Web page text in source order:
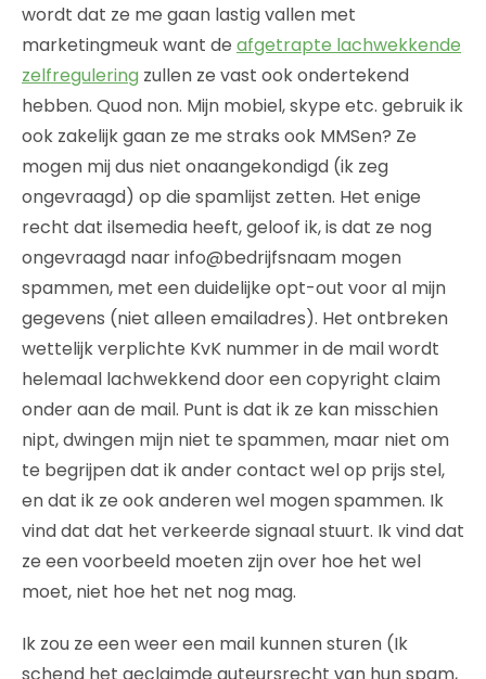
wordt dat ze me gaan lastig vallen met
marketingmeuk want de afgetrapte lachwekkende
zelfregulering zullen ze vast ook ondertekend
hebben. Quod non. Mijn mobiel, skype etc. gebruik ik
ook zakelijk gaan ze me straks ook MMSen? Ze
mogen mij dus niet onaangekondigd (ik zeg
ongevraagd) op die spamlijst zetten. Het enige
recht dat ilsemedia heeft, geloof ik, is dat ze nog
ongevraagd naar info@bedrijfsnaam mogen
spammen, met een duidelijke opt-out voor al mijn
gegevens (niet alleen emailadres). Het ontbreken
wettelijk verplichte KvK nummer in de mail wordt
helemaal lachwekkend door een copyright claim
onder aan de mail. Punt is dat ik ze kan misschien
nipt, dwingen mijn niet te spammen, maar niet om
te begrijpen dat ik ander contact wel op prijs stel,
en dat ik ze ook anderen wel mogen spammen. Ik
vind dat dat het verkeerde signaal stuurt. Ik vind dat
ze een voorbeeld moeten zijn over hoe het wel
moet, niet hoe het net nog mag.
Ik zou ze een weer een mail kunnen sturen (Ik
schend het geclaimde auteursrecht van hun spam,